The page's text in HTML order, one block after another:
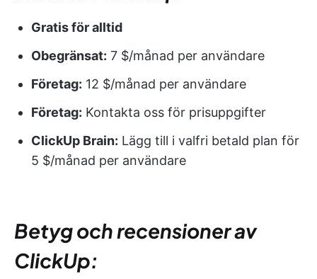
Gratis för alltid
Obegränsat: 7 $/månad per användare
Företag: 12 $/månad per användare
Företag: Kontakta oss för prisuppgifter
ClickUp Brain: Lägg till i valfri betald plan för
5 $/månad per användare
Betyg och recensioner av
ClickUp: